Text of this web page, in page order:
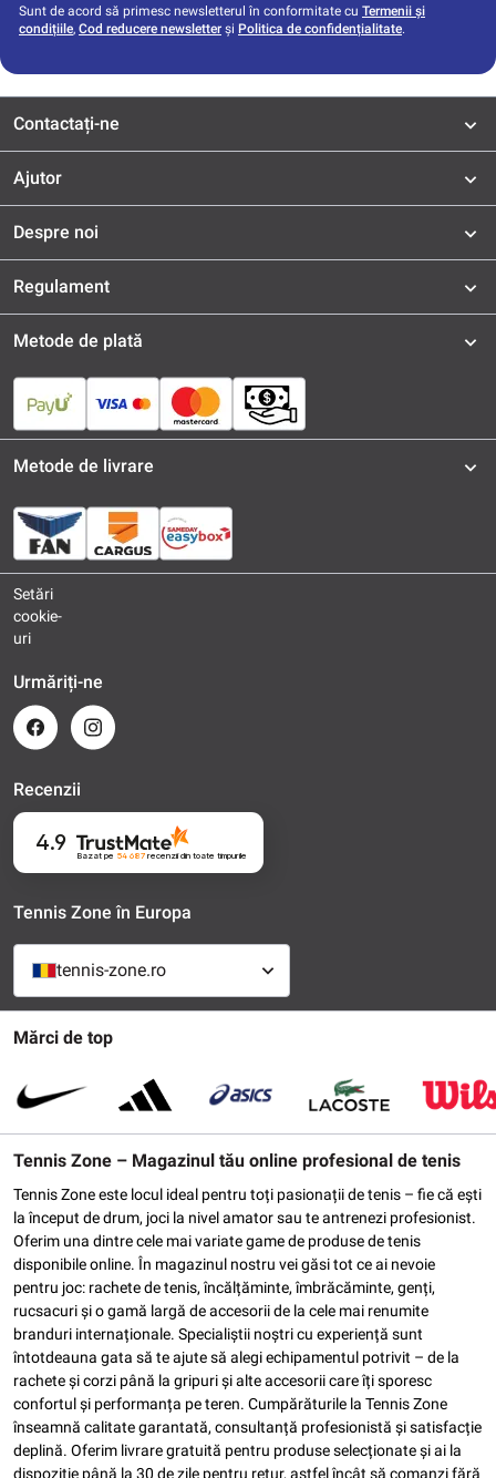
Sunt de acord să primesc newsletterul în conformitate cu Termenii și
condițiile, Cod reducere newsletter și Politica de confidențialitate.
Contactați-ne
Ajutor
Despre noi
Regulament
Mărci de top
Tennis Zone – Magazinul tău online profesional de tenis
Tennis Zone este locul ideal pentru toți pasionații de tenis – fie că ești
la început de drum, joci la nivel amator sau te antrenezi profesionist.
Oferim una dintre cele mai variate game de produse de tenis
disponibile online. În magazinul nostru vei găsi tot ce ai nevoie
pentru joc: rachete de tenis, încălțăminte, îmbrăcăminte, genți,
rucsacuri și o gamă largă de accesorii de la cele mai renumite
branduri internaționale. Specialiștii noștri cu experiență sunt
întotdeauna gata să te ajute să alegi echipamentul potrivit – de la
rachete și corzi până la gripuri și alte accesorii care îți sporesc
confortul și performanța pe teren. Cumpărăturile la Tennis Zone
înseamnă calitate garantată, consultanță profesionistă și satisfacție
deplină. Oferim livrare gratuită pentru produse selecționate și ai la
dispoziție până la 30 de zile pentru retur, astfel încât să comanzi fără
Metode de plată
Metode de livrare
Setări
cookie-
uri
Urmăriți-ne
Recenzii
4.9
Bazat pe 54 687recenziidin toate timpurile
Tennis Zone în Europa
tennis-zone.ro